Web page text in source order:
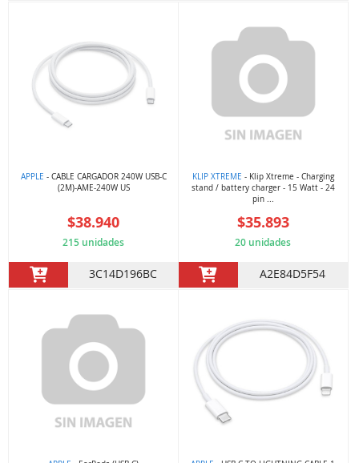
APPLE - CABLE CARGADOR 240W USB-C
(2M)-AME-240W US
$38.940
215 unidades
3C14D196BC
KLIP XTREME - Klip Xtreme - Charging
stand / battery charger - 15 Watt - 24
pin ...
$35.893
20 unidades
A2E84D5F54